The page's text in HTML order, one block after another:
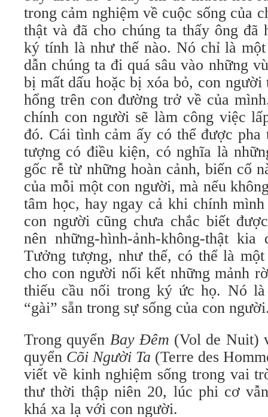
trong cảm nghiệm về cuộc sống của
thật và đã cho chúng ta thấy ông
ký tính là như thế nào. Nó chỉ là
dẫn chúng ta đi quá sâu vào những
bị mất dấu hoặc bị xóa bỏ, con người
hổng trên con đường trở về của
chính con người sẽ làm công việc
đó. Cái tình cảm ấy có thể được
tượng có điều kiện, có nghĩa là
gốc rễ từ những hoàn cảnh, biến cố
của mỗi một con người, mà nếu
tâm học, hay ngay cả khi chính
con người cũng chưa chắc biết
nên những-hình-ảnh-không-thật
Tưởng tượng, như thế, có thể là
cho con người nối kết những mảnh
thiếu cầu nối trong ký ức họ. Nó
“gài” sẵn trong sự sống của con
Trong quyển Bay Đêm (Vol de Nuit)
quyển Cõi Người Ta (Terre des
viết về kinh nghiệm sống trong vai
thư thời thập niên 20, lúc phi cơ
khá xa lạ với con người.